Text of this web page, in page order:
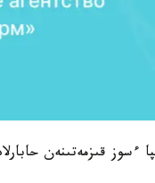
ءسوز قىزمەتىنەن